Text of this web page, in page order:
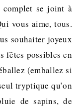
complet se joint à
vous aime, tous.
souhaiter joyeux
fêtes possibles en
(emballez si
tryptique qu’on
de sapins, de